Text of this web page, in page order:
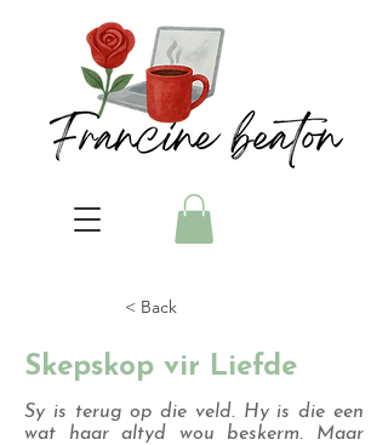
< Back
Skepskop vir Liefde
Sy is terug op die veld. Hy is die een
wat haar altyd wou beskerm. Maar